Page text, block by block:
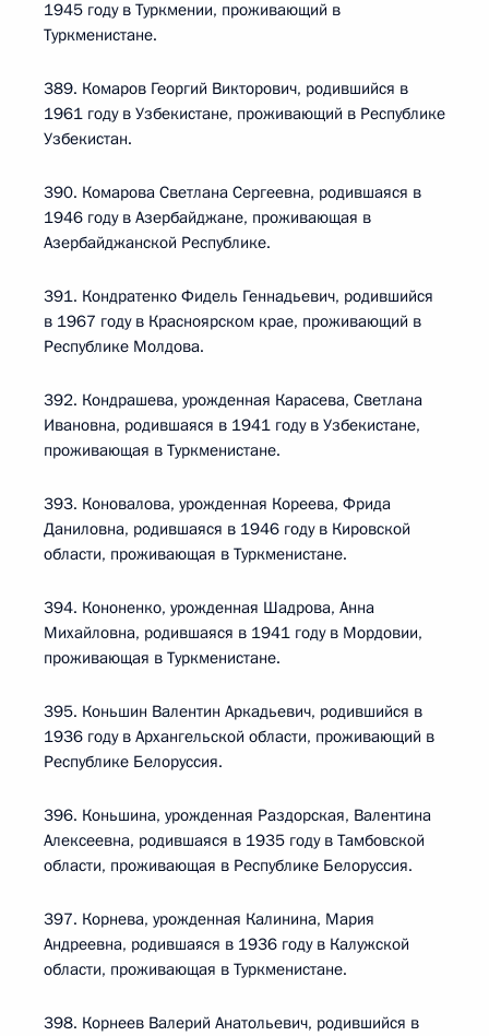
1945 году в Туркмении, проживающий в
Туркменистане.
389. Комаров Георгий Викторович, родившийся в
1961 году в Узбекистане, проживающий в Республике
Узбекистан.
390. Комарова Светлана Сергеевна, родившаяся в
1946 году в Азербайджане, проживающая в
Азербайджанской Республике.
391. Кондратенко Фидель Геннадьевич, родившийся
в 1967 году в Красноярском крае, проживающий в
Республике Молдова.
392. Кондрашева, урожденная Карасева, Светлана
Ивановна, родившаяся в 1941 году в Узбекистане,
проживающая в Туркменистане.
393. Коновалова, урожденная Кореева, Фрида
Даниловна, родившаяся в 1946 году в Кировской
области, проживающая в Туркменистане.
394. Кононенко, урожденная Шадрова, Анна
Михайловна, родившаяся в 1941 году в Мордовии,
проживающая в Туркменистане.
395. Коньшин Валентин Аркадьевич, родившийся в
1936 году в Архангельской области, проживающий в
Республике Белоруссия.
396. Коньшина, урожденная Раздорская, Валентина
Алексеевна, родившаяся в 1935 году в Тамбовской
области, проживающая в Республике Белоруссия.
397. Корнева, урожденная Калинина, Мария
Андреевна, родившаяся в 1936 году в Калужской
области, проживающая в Туркменистане.
398. Корнеев Валерий Анатольевич, родившийся в